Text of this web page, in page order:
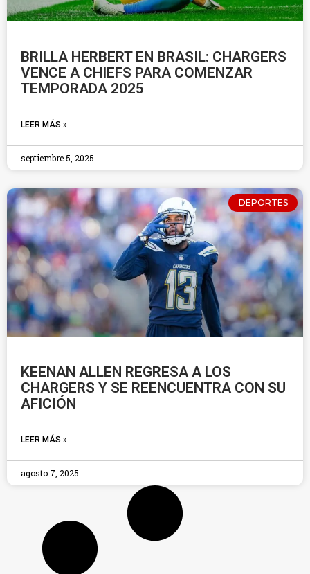
BRILLA HERBERT EN BRASIL: CHARGERS
VENCE A CHIEFS PARA COMENZAR
TEMPORADA 2025
LEER MÁS »
septiembre 5, 2025
DEPORTES
KEENAN ALLEN REGRESA A LOS
CHARGERS Y SE REENCUENTRA CON SU
AFICIÓN
LEER MÁS »
agosto 7, 2025